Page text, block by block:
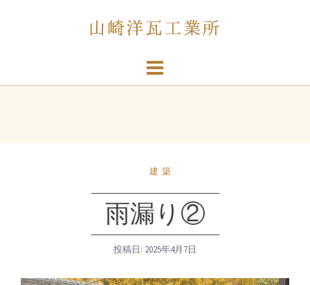
建築
雨漏り②
投稿日: 2025年4月7日